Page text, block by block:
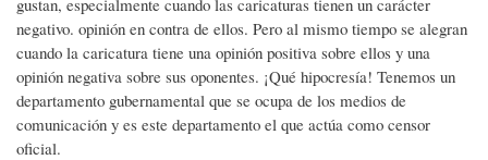
negativo. opinión en contra de ellos. Pero al mismo tiempo se alegran
cuando la caricatura tiene una opinión positiva sobre ellos y una
opinión negativa sobre sus oponentes. ¡Qué hipocresía! Tenemos un
departamento gubernamental que se ocupa de los medios de
comunicación y es este departamento el que actúa como censor
oficial.